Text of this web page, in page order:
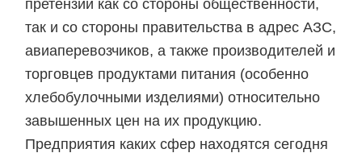
претензии как со стороны общественности,
так и со стороны правительства в адрес АЗС,
авиаперевозчиков, а также производителей и
торговцев продуктами питания (особенно
хлебобулочными изделиями) относительно
завышенных цен на их продукцию.
Предприятия каких сфер находятся сегодня